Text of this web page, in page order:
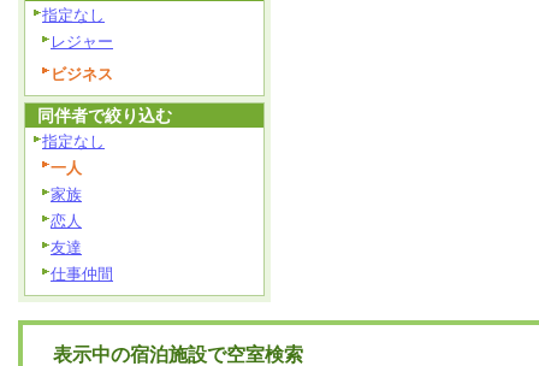
指定なし
レジャー
ビジネス
同伴者で絞り込む
指定なし
一人
家族
恋人
友達
仕事仲間
表示中の宿泊施設で空室検索